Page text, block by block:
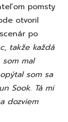
pomsty
otvoril
po
takže každá
mal
som sa
Sook. Tá mi
dozviem